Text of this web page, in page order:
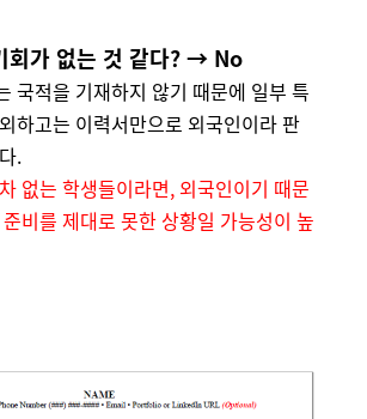
회가 없는 것 같다? → No
국적을 기재하지 않기 때문에 일부 특
하고는 이력서만으로 외국인이라 판
.
없는 학생들이라면, 외국인이기 때문
비를 제대로 못한 상황일 가능성이 높